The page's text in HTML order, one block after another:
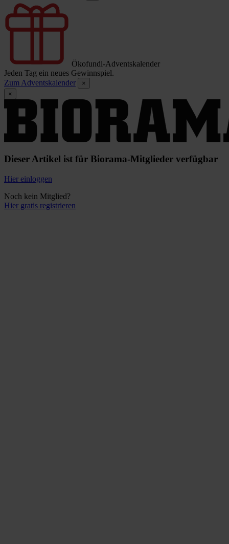
Ökofundi-Adventskalender
Jeden Tag ein neues Gewinnspiel.
Zum Adventskalender
×
×
Dieser Artikel ist für Biorama-Mitglieder verfügbar
Hier einloggen
Noch kein Mitglied?
Hier gratis registrieren